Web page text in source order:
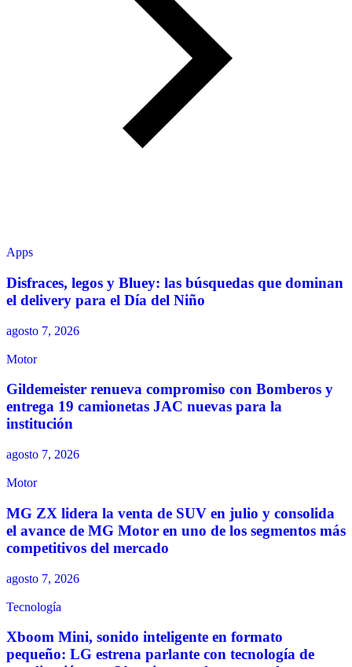
Apps
Disfraces, legos y Bluey: las búsquedas que dominan
el delivery para el Día del Niño
agosto 7, 2026
Motor
Gildemeister renueva compromiso con Bomberos y
entrega 19 camionetas JAC nuevas para la
institución
agosto 7, 2026
Motor
MG ZX lidera la venta de SUV en julio y consolida
el avance de MG Motor en uno de los segmentos más
competitivos del mercado
agosto 7, 2026
Tecnología
Xboom Mini, sonido inteligente en formato
pequeño: LG estrena parlante con tecnología de